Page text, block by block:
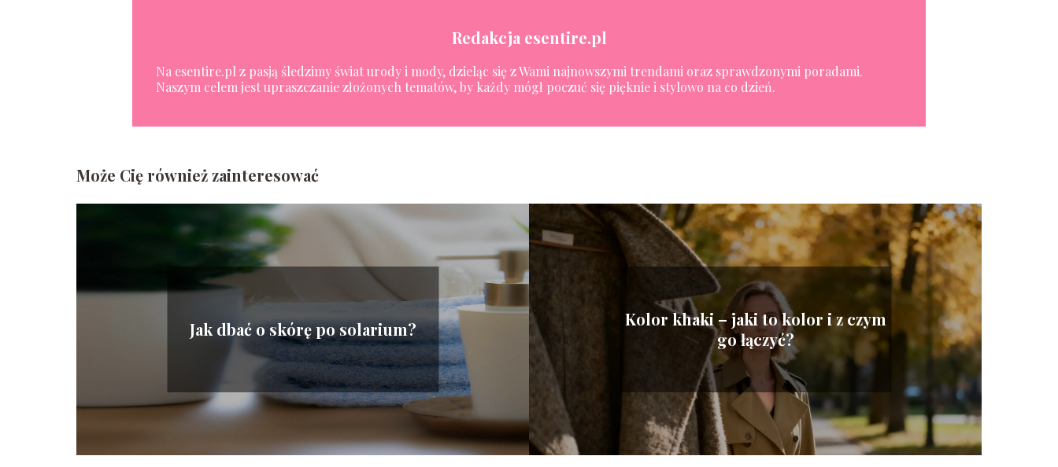
Redakcja esentire.pl
Na esentire.pl z pasją śledzimy świat urody i mody, dzieląc się z Wami najnowszymi trendami oraz sprawdzonymi poradami.
Naszym celem jest upraszczanie złożonych tematów, by każdy mógł poczuć się pięknie i stylowo na co dzień.
Może Cię również zainteresować
Jak dbać o skórę po solarium?
Kolor khaki – jaki to kolor i z czym
go łączyć?